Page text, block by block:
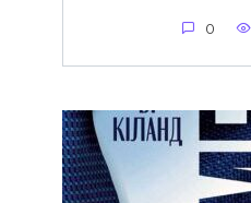
0